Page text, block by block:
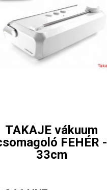
TAKAJE vákuum
FEHÉR -
33cm